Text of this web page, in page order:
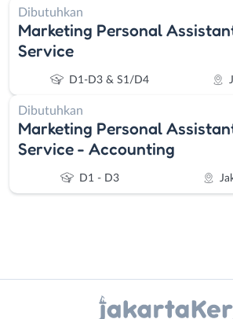
Dibutuhkan
Marketing Personal
Service
D1-D3 & S1/D4
Dibutuhkan
Marketing Personal
Service - Accounting
D1 - D3
X - Twitter
Kanal